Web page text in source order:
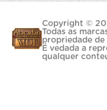
Copyright ©
Todas as
propriedade de
É vedada a
qualquer